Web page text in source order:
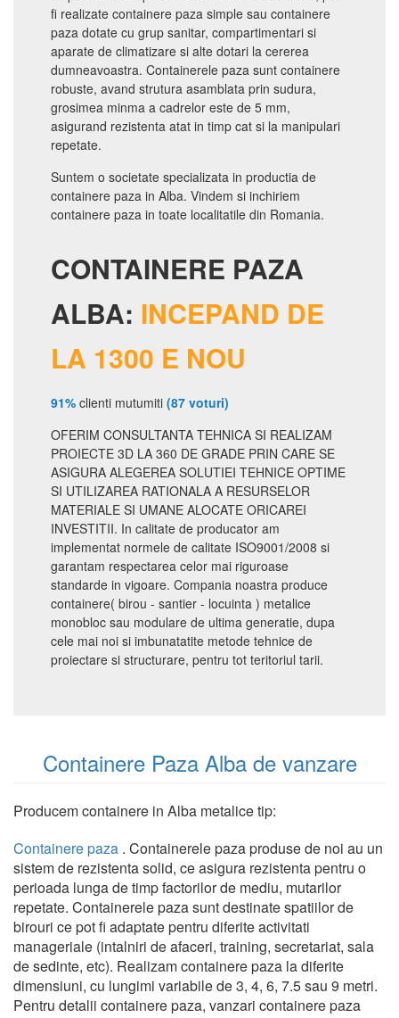
fi realizate containere paza simple sau containere
paza dotate cu grup sanitar, compartimentari si
aparate de climatizare si alte dotari la cererea
dumneavoastra. Containerele paza sunt containere
robuste, avand strutura asamblata prin sudura,
grosimea minma a cadrelor este de 5 mm,
asigurand rezistenta atat in timp cat si la manipulari
repetate.
Suntem o societate specializata in productia de
containere paza in Alba. Vindem si inchiriem
containere paza in toate localitatile din Romania.
CONTAINERE PAZA
ALBA: INCEPAND DE
LA 1300 E NOU
91% clienti mutumiti (87 voturi)
OFERIM CONSULTANTA TEHNICA SI REALIZAM
PROIECTE 3D LA 360 DE GRADE PRIN CARE SE
ASIGURA ALEGEREA SOLUTIEI TEHNICE OPTIME
SI UTILIZAREA RATIONALA A RESURSELOR
MATERIALE SI UMANE ALOCATE ORICAREI
INVESTITII. In calitate de producator am
implementat normele de calitate ISO9001/2008 si
garantam respectarea celor mai riguroase
standarde in vigoare. Compania noastra produce
containere( birou - santier - locuinta ) metalice
monobloc sau modulare de ultima generatie, dupa
cele mai noi si imbunatatite metode tehnice de
proiectare si structurare, pentru tot teritoriul tarii.
Containere Paza Alba de vanzare
Producem containere in Alba metalice tip:
Containere paza . Containerele paza produse de noi au un
sistem de rezistenta solid, ce asigura rezistenta pentru o
perioada lunga de timp factorilor de mediu, mutarilor
repetate. Containerele paza sunt destinate spatiilor de
birouri ce pot fi adaptate pentru diferite activitati
manageriale (intalniri de afaceri, training, secretariat, sala
de sedinte, etc). Realizam containere paza la diferite
dimensiuni, cu lungimi variabile de 3, 4, 6, 7.5 sau 9 metri.
Pentru detalii containere paza, vanzari containere paza